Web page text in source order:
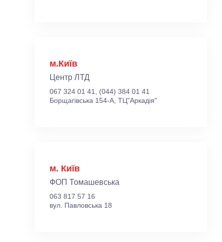
м.Київ
Центр ЛТД
067 324 01 41, (044) 384 01 41
Борщагівська 154-А, ТЦ"Аркадія"
м. Київ
ФОП Томашевська
063 817 57 16
вул. Павловська 18